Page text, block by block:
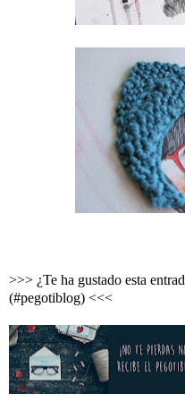
>>> ¿Te ha gustado esta
(#pegotiblog) <<<